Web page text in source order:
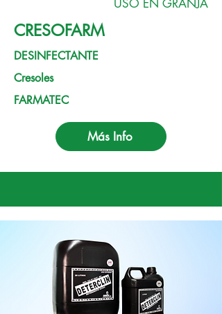
USO EN GRANJA
CRESOFARM
DESINFECTANTE
Cresoles
FARMATEC
Más Info